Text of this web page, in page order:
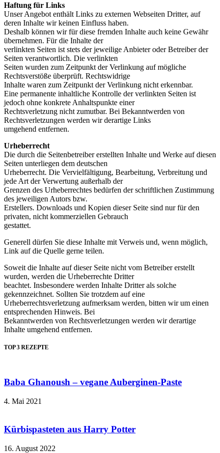
Haftung für Links
Unser Angebot enthält Links zu externen Webseiten Dritter, auf
deren Inhalte wir keinen Einfluss haben.
Deshalb können wir für diese fremden Inhalte auch keine Gewähr
übernehmen. Für die Inhalte der
verlinkten Seiten ist stets der jeweilige Anbieter oder Betreiber der
Seiten verantwortlich. Die verlinkten
Seiten wurden zum Zeitpunkt der Verlinkung auf mögliche
Rechtsverstöße überprüft. Rechtswidrige
Inhalte waren zum Zeitpunkt der Verlinkung nicht erkennbar.
Eine permanente inhaltliche Kontrolle der verlinkten Seiten ist
jedoch ohne konkrete Anhaltspunkte einer
Rechtsverletzung nicht zumutbar. Bei Bekanntwerden von
Rechtsverletzungen werden wir derartige Links
umgehend entfernen.
Urheberrecht
Die durch die Seitenbetreiber erstellten Inhalte und Werke auf diesen
Seiten unterliegen dem deutschen
Urheberrecht. Die Vervielfältigung, Bearbeitung, Verbreitung und
jede Art der Verwertung außerhalb der
Grenzen des Urheberrechtes bedürfen der schriftlichen Zustimmung
des jeweiligen Autors bzw.
Erstellers. Downloads und Kopien dieser Seite sind nur für den
privaten, nicht kommerziellen Gebrauch
gestattet.
Generell dürfen Sie diese Inhalte mit Verweis und, wenn möglich,
Link auf die Quelle gerne teilen.
Soweit die Inhalte auf dieser Seite nicht vom Betreiber erstellt
wurden, werden die Urheberrechte Dritter
beachtet. Insbesondere werden Inhalte Dritter als solche
gekennzeichnet. Sollten Sie trotzdem auf eine
Urheberrechtsverletzung aufmerksam werden, bitten wir um einen
entsprechenden Hinweis. Bei
Bekanntwerden von Rechtsverletzungen werden wir derartige
Inhalte umgehend entfernen.
TOP 3 REZEPTE
Baba Ghanoush – vegane Auberginen-Paste
4. Mai 2021
Kürbispasteten aus Harry Potter
16. August 2022